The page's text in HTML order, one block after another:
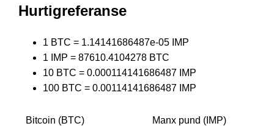
Hurtigreferanse
1 BTC = 1.14141686487e-05 IMP
1 IMP = 87610.4104278 BTC
10 BTC = 0.000114141686487 IMP
100 BTC = 0.00114141686487 IMP
Bitcoin (BTC) Manx pund (IMP)